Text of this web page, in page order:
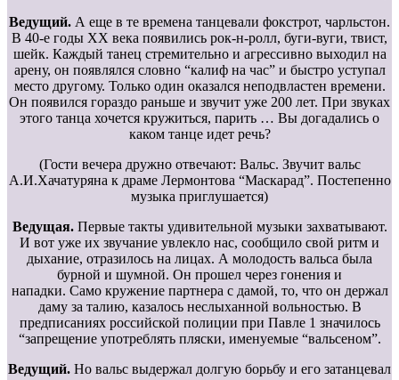
Ведущий. А еще в те времена танцевали фокстрот, чарльстон.
В 40-е годы ХХ века появились рок-н-ролл, буги-вуги, твист,
шейк. Каждый танец стремительно и агрессивно выходил на
арену, он появлялся словно “калиф на час” и быстро уступал
место другому. Только один оказался неподвластен времени.
Он появился гораздо раньше и звучит уже 200 лет. При звуках
этого танца хочется кружиться, парить … Вы догадались о
каком танце идет речь?
(Гости вечера дружно отвечают: Вальс. Звучит вальс
А.И.Хачатуряна к драме Лермонтова “Маскарад”. Постепенно
музыка приглушается)
Ведущая.Первые такты удивительной музыки захватывают.
И вот уже их звучание увлекло нас, сообщило свой ритм и
дыхание, отразилось на лицах. А молодость вальса была
бурной и шумной. Он прошел через гонения и
нападки. Само кружение партнера с дамой, то, что он держал
даму за талию, казалось неслыханной вольностью. В
предписаниях российской полиции при Павле 1 значилось
“запрещение употреблять пляски, именуемые “вальсеном”.
Ведущий. Но вальс выдержал долгую борьбу и его затанцевал